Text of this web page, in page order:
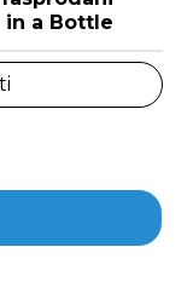
in a Bottle